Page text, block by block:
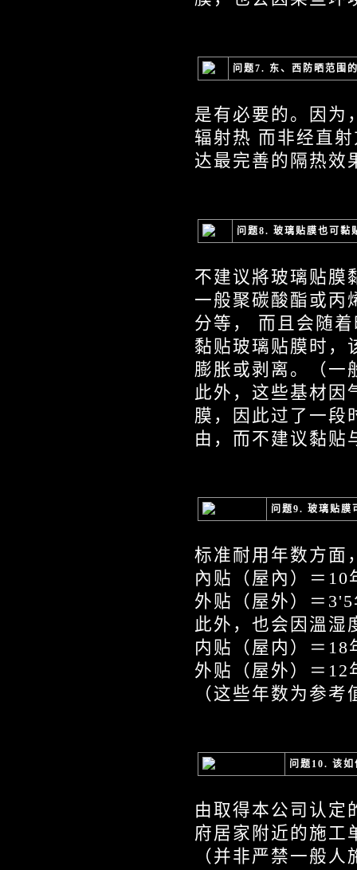
问题7. 东、西防晒范围
是有必要的。因为
辐射热 而非经直
达最完善的隔热效
问题8. 玻璃贴膜也可黏
不建议將玻璃贴膜
一般聚碳酸酯或丙
分等， 而且会随
黏贴玻璃贴膜时，
膨胀或剥离。（一
此外，这些基材因
膜，因此过了一段
由，而不建议黏贴
问题9. 玻璃贴膜
标准耐用年数方面
內贴（屋內）＝10
外贴（屋外）＝
此外，也会因溫湿
内贴（屋内）＝18
外贴（屋外）＝12
（这些年数为参
问题10. 该如
由取得本公司认定
府居家附近的施工
（并非严禁一般